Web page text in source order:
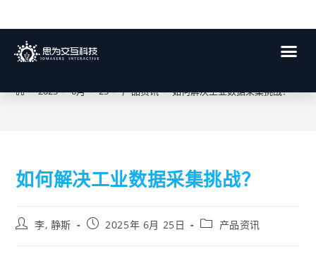
博客
> 2025 > 6月 > 25 > 产品资讯 > 如何解决工业数据采集挑战？
如何解决工业数据采集挑战？
李, 静斯 2025年 6月 25日 产品资讯